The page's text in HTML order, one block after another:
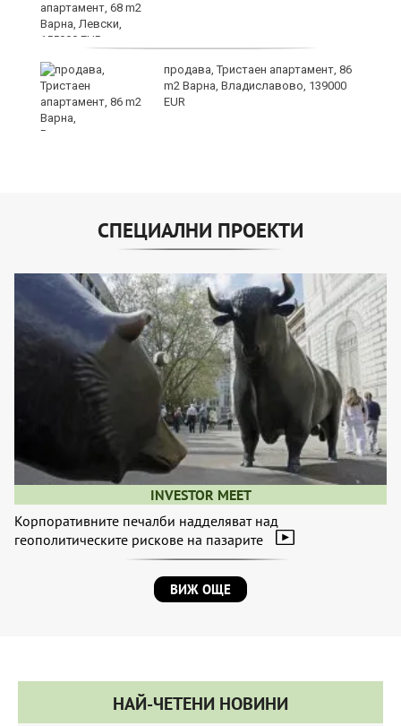
продава, Тристаен апартамент, 86
m2 Варна, Владиславово, 139000
EUR
СПЕЦИАЛНИ ПРОЕКТИ
INVESTOR MEET
Корпоративните печалби надделяват над
геополитическите рискове на пазарите
ВИЖ ОЩЕ
НАЙ-ЧЕТЕНИ НОВИНИ